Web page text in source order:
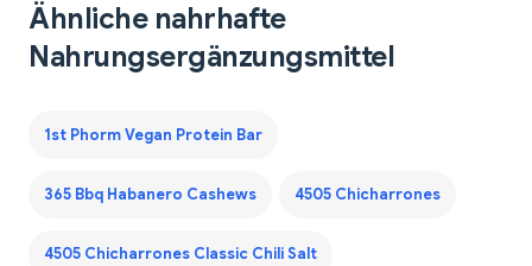
Ähnliche nahrhafte
Nahrungsergänzungsmittel
1st Phorm Vegan Protein Bar
365 Bbq Habanero Cashews 4505 Chicharrones
4505 Chicharrones Classic Chili Salt